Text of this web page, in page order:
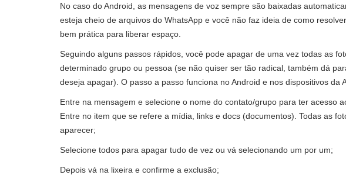
No caso do Android, as mensagens de voz sempre são baixadas
esteja cheio de arquivos do WhatsApp e você não faz ideia de como
bem prática para liberar espaço.
Seguindo alguns passos rápidos, você pode apagar de uma vez todas as
determinado grupo ou pessoa (se não quiser ser tão radical, também dá
deseja apagar). O passo a passo funciona no Android e nos dispositivos da
Entre na mensagem e selecione o nome do contato/grupo para ter acesso
Entre no item que se refere a mídia, links e docs (documentos). Todas as
aparecer;
Selecione todos para apagar tudo de vez ou vá selecionando um por um;
Depois vá na lixeira e confirme a exclusão;